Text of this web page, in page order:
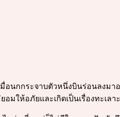
นกกระจาบตัวหนึ่งบินร่อนลงมา
มให้อภัยและเกิดเป็นเรื่องทะเ